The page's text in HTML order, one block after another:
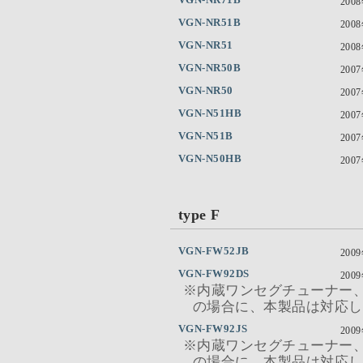
VGN-NR51B
VGN-NR51
VGN-NR50B
VGN-NR50
VGN-N51HB
VGN-N51B
VGN-N50HB
type F
VGN-FW52JB
VGN-FW92DS
※内蔵ワンセグチューナー
の場合に、本製品は対応
VGN-FW92JS
※内蔵ワンセグチューナー